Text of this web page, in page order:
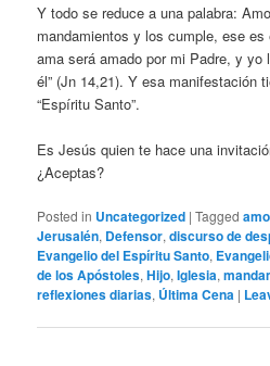
Y todo se reduce a una palabra:
mandamientos y los cumple, ese
ama será amado por mi Padre, y
él” (Jn 14,21). Y esa manifestación
“Espíritu Santo”.
Es Jesús quien te hace una
¿Aceptas?
Posted in Uncategorized |Tagged
Jerusalén, Defensor,discurso de
Evangelio del Espíritu Santo,
de los Apóstoles,Hijo,Iglesia,
reflexiones diarias, Última Cena |